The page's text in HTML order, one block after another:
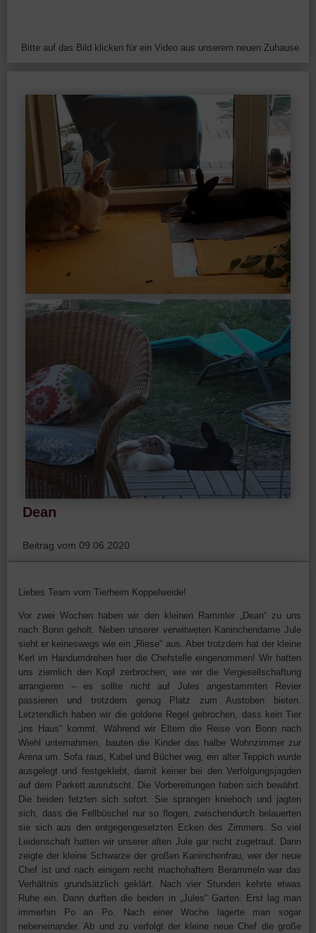
Bitte auf das Bild klicken für ein Video aus unserem neuen Zuhause
Dean
Beitrag vom 09.06.2020
Liebes Team vom Tierheim Koppelweide!
Vor zwei Wochen haben wir den kleinen Rammler „Dean“ zu uns
nach Bonn geholt. Neben unserer verwitweten Kaninchendame Jule
sieht er keineswegs wie ein „Riese“ aus. Aber trotzdem hat der kleine
Kerl im Handumdrehen hier die Chefstelle eingenommen! Wir hatten
uns ziemlich den Kopf zerbrochen, wie wir die Vergesellschaftung
arrangieren – es sollte nicht auf Jules angestammten Revier
passieren und trotzdem genug Platz zum Austoben bieten.
Letztendlich haben wir die goldene Regel gebrochen, dass kein Tier
„ins Haus“ kommt. Während wir Eltern die Reise von Bonn nach
Wiehl unternahmen, bauten die Kinder das halbe Wohnzimmer zur
Arena um. Sofa raus, Kabel und Bücher weg, ein alter Teppich wurde
ausgelegt und festgeklebt, damit keiner bei den Verfolgungsjagden
auf dem Parkett ausrutscht. Die Vorbereitungen haben sich bewährt.
Die beiden fetzten sich sofort. Sie sprangen kniehoch und jagten
sich, dass die Fellbüschel nur so flogen, zwischendurch belauerten
sie sich aus den entgegengesetzten Ecken des Zimmers. So viel
Leidenschaft hatten wir unserer alten Jule gar nicht zugetraut. Dann
zeigte der kleine Schwarze der großen Kaninchenfrau, wer der neue
Chef ist und nach einigem recht machohaftem Berammeln war das
Verhältnis grundsätzlich geklärt. Nach vier Stunden kehrte etwas
Ruhe ein. Dann durften die beiden in „Jules“ Garten. Erst lag man
immerhin Po an Po. Nach einer Woche lagerte man sogar
nebeneinander. Ab und zu verfolgt der kleine neue Chef die große